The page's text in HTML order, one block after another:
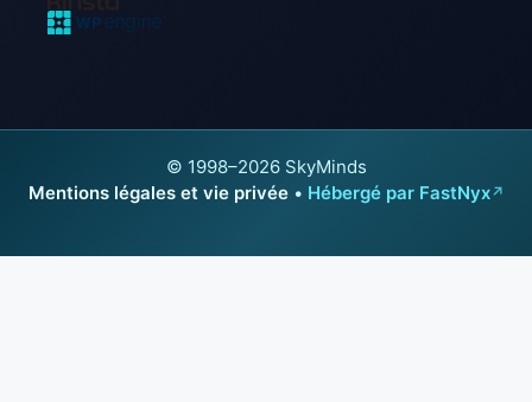
© 1998–2026 SkyMinds
Mentions légales et vie privée • Hébergé par FastNyx